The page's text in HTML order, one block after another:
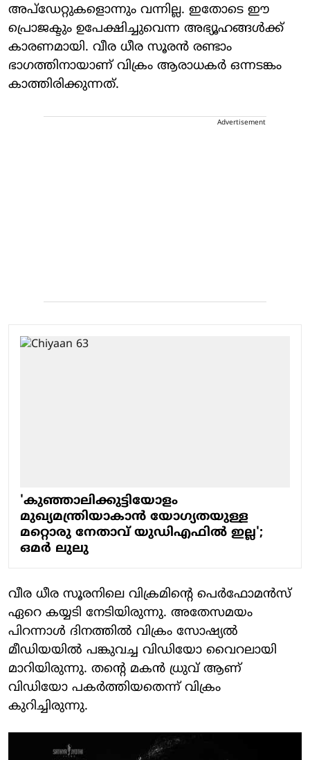
അപ്ഡേറ്റുകളൊന്നും വന്നില്ല. ഇതോടെ ഈ
പ്രൊജക്ടും ഉപേക്ഷിച്ചുവെന്ന അഭ്യൂഹങ്ങൾക്ക്
കാരണമായി. വീര ധീര സൂരൻ രണ്ടാം
ഭാഗത്തിനായാണ് വിക്രം ആരാധകർ ഒന്നടങ്കം
കാത്തിരിക്കുന്നത്.
Advertisement
'കുഞ്ഞാലിക്കുട്ടിയോളം
മുഖ്യമന്ത്രിയാകാൻ യോഗ്യതയുള്ള
മറ്റൊരു നേതാവ് യുഡിഎഫിൽ ഇല്ല';
ഒമർ ലുലു
വീര ധീര സൂരനിലെ വിക്രമിന്റെ പെർഫോമൻസ്
ഏറെ കയ്യടി നേടിയിരുന്നു. അതേസമയം
പിറന്നാൾ ദിനത്തിൽ വിക്രം സോഷ്യൽ
മീ‍ഡിയയിൽ പങ്കുവച്ച വിഡിയോ വൈറലായി
മാറിയിരുന്നു. തന്റെ മകൻ ധ്രുവ് ആണ്
വിഡിയോ പകർത്തിയതെന്ന് വിക്രം
കുറിച്ചിരുന്നു.